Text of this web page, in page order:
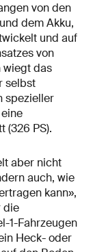
von den
dem Akku,
und auf
von
wiegt das
selbst
spezieller
(326 PS).
aber nicht
auch, wie
kann»,
die
1-Fahrzeugen
Heck- oder